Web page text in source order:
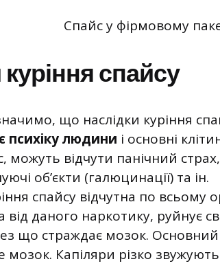
Спайс у фірмовому
спайсу
що наслідки куріння
психіку людини і основні
можуть відчути панічний
об’єкти (галюцинації) та ін.
спайсу відчутна по всьому
даного наркотику, руйнує
що страждає мозок. Основний
мозок. Капіляри різко